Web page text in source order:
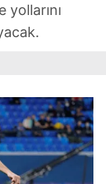
yollarını